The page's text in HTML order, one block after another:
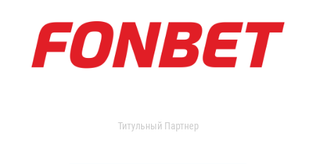
Титульный Партнер